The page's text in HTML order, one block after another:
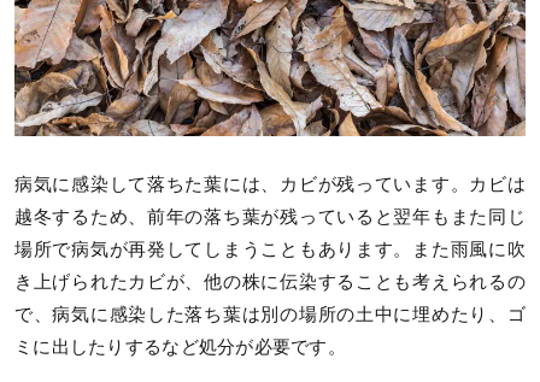
病気に感染して落ちた葉には、カビが残っています。カビは
越冬するため、前年の落ち葉が残っていると翌年もまた同じ
場所で病気が再発してしまうこともあります。また雨風に吹
き上げられたカビが、他の株に伝染することも考えられるの
で、病気に感染した落ち葉は別の場所の土中に埋めたり、ゴ
ミに出したりするなど処分が必要です。